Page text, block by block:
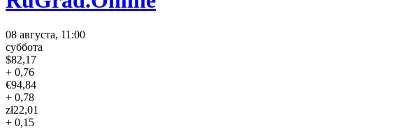
08 августа, 11:00
суббота
$82,17
+ 0,76
€94,84
+ 0,78
zł22,01
+ 0,15